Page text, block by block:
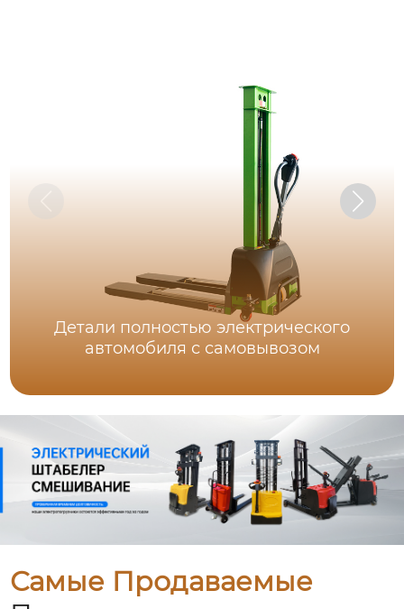
Детали полностью электрического
автомобиля с самовывозом
Самые Продаваемые